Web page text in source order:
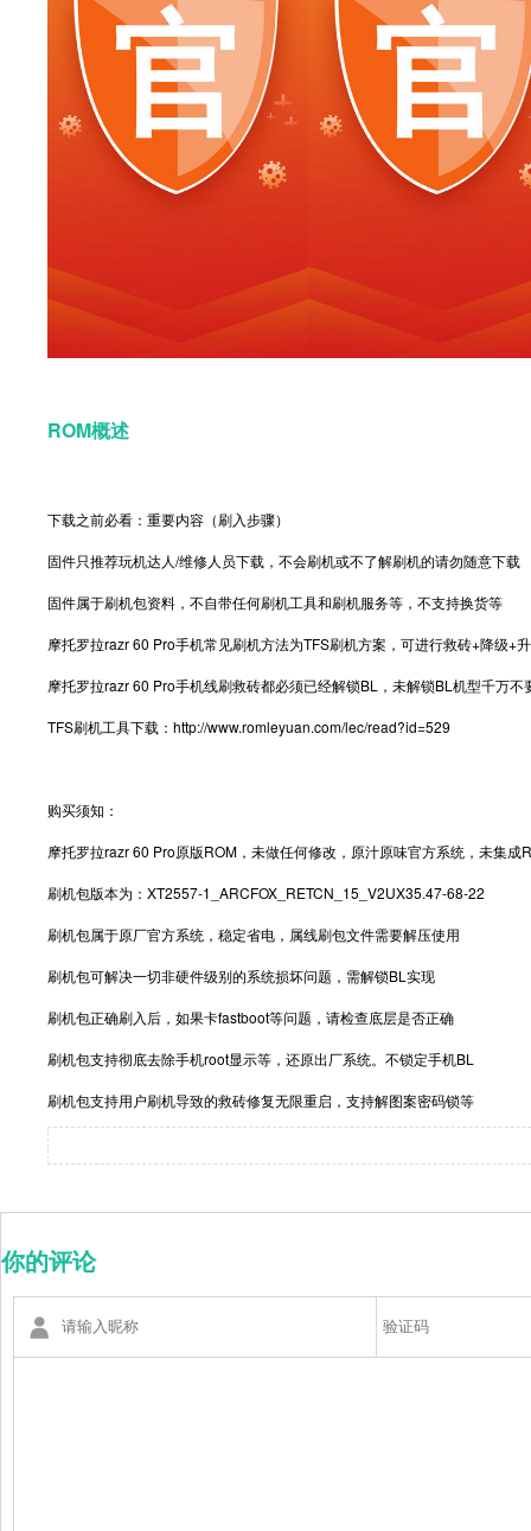
ROM概述
下载之前必看：重要内容（刷入步骤）
固件只推荐玩机达人/维修人员下载，不会刷机或不了解刷机的请勿随意下载
固件属于刷机包资料，不自带任何刷机工具和刷机服务等，不支持换货等
摩托罗拉razr 60 Pro手机常见刷机方法为TFS刷机方案，可进行救砖+降级+
摩托罗拉razr 60 Pro手机线刷救砖都必须已经解锁BL，未解锁BL机型千万不
TFS刷机工具下载：http://www.romleyuan.com/lec/read?id=529
购买须知：
摩托罗拉razr 60 Pro原版ROM，未做任何修改，原汁原味官方系统，未集成
刷机包版本为：XT2557-1_ARCFOX_RETCN_15_V2UX35.47-68-22
刷机包属于原厂官方系统，稳定省电，属线刷包文件需要解压使用
刷机包可解决一切非硬件级别的系统损坏问题，需解锁BL实现
刷机包正确刷入后，如果卡fastboot等问题，请检查底层是否正确
刷机包支持彻底去除手机root显示等，还原出厂系统。不锁定手机BL
刷机包支持用户刷机导致的救砖修复无限重启，支持解图案密码锁等
你的评论